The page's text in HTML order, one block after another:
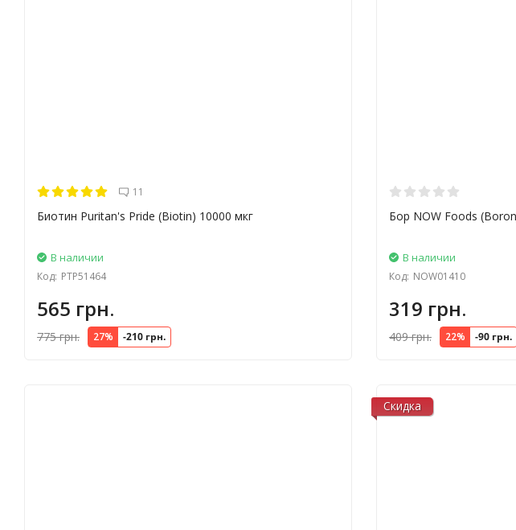
11
Биотин Puritan's Pride (Biotin) 10000 мкг
В наличии
Код: PTP51464
565 грн.
775 грн. 27% -210 грн.
Бор NOW Foods
В наличии
Код: NOW01410
319 грн.
409 грн. 22% -90 грн.
Скидка